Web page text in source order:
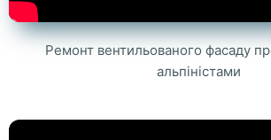
Ремонт вентильованого фасаду
альпіністами